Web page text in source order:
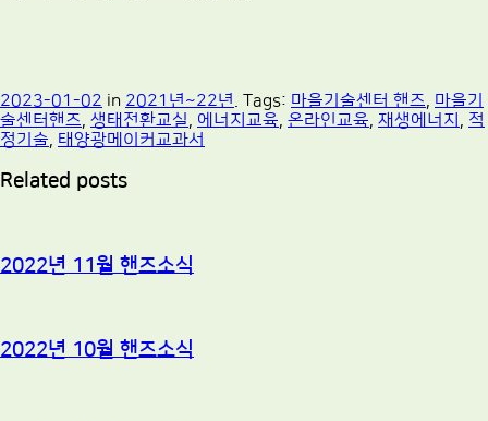
2023-01-02 in 2021년~22년 . Tags: 마을기술센터 핸즈, 마을기
술센터핸즈, 생태전환교실, 에너지교육, 온라인교육, 재생에너지 , 적
정기술, 태양광메이커교과서
Related posts
2022년 11월 핸즈소식
2022년 10월 핸즈소식